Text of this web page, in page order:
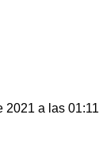
2021 a las 01:11